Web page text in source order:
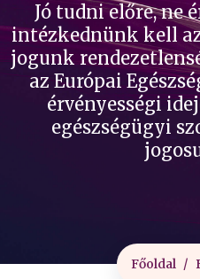
Jó tudni előre, ne
intézkednünk kell
jogunk
az Európai
érvényességi
egészségügyi
Főoldal